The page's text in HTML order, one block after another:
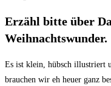
Erzähl bitte über
Weihnachtswunder.
Es ist klein, hübsch illustriert
brauchen wir eh heuer ganz